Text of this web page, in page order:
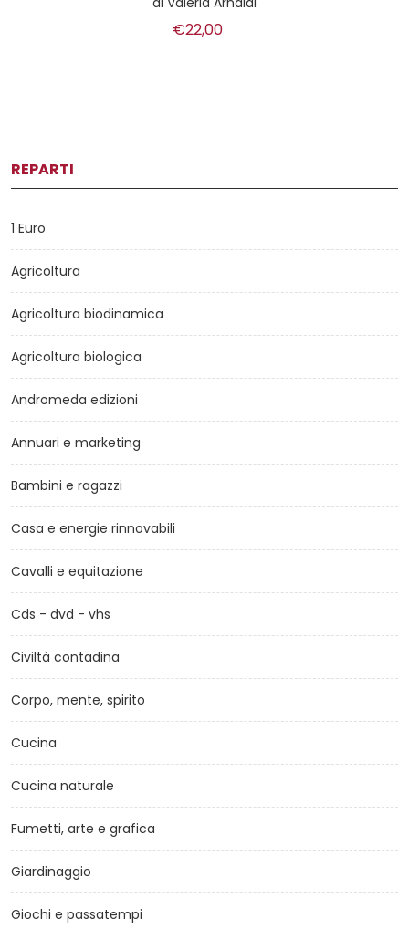
€22,00
REPARTI
1 Euro
Agricoltura
Agricoltura biodinamica
Agricoltura biologica
Andromeda edizioni
Annuari e marketing
Bambini e ragazzi
Casa e energie rinnovabili
Cavalli e equitazione
Cds - dvd - vhs
Civiltà contadina
Corpo, mente, spirito
Cucina
Cucina naturale
Fumetti, arte e grafica
Giardinaggio
Giochi e passatempi